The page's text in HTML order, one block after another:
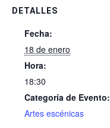
DETALLES
Fecha:
18 de enero
Hora:
18:30
Categoría de Evento:
Artes escénicas